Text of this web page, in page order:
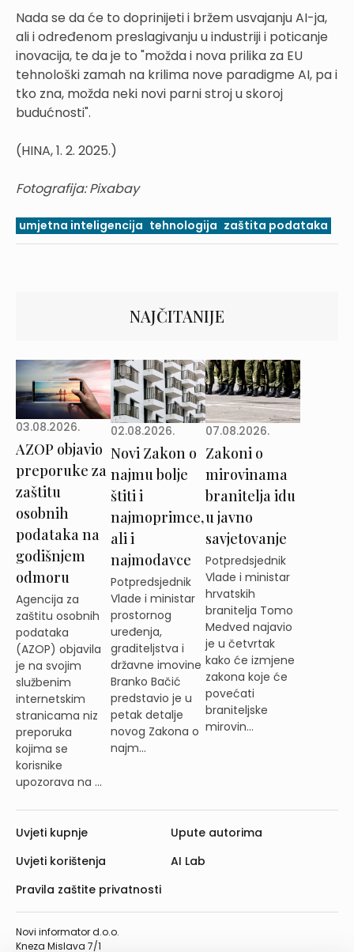
Nada se da će to doprinijeti i bržem usvajanju AI-ja,
ali i određenom preslagivanju u industriji i poticanje
inovacija, te da je to "možda i nova prilika za EU
tehnološki zamah na krilima nove paradigme AI, pa i
tko zna, možda neki novi parni stroj u skoroj
budućnosti".
(HINA, 1. 2. 2025.)
Fotografija: Pixabay
umjetna inteligencija tehnologija zaštita podataka
NAJČITANIJE
03.08.2026.
AZOP objavio
preporuke za
zaštitu
osobnih
podataka na
godišnjem
odmoru
Agencija za
zaštitu osobnih
podataka
(AZOP) objavila
je na svojim
službenim
internetskim
stranicama niz
preporuka
kojima se
korisnike
upozorava na ...
02.08.2026.
Novi Zakon o
najmu bolje
štiti i
najmoprimce,
ali i
najmodavce
Potpredsjednik
Vlade i ministar
prostornog
uređenja,
graditeljstva i
državne imovine
Branko Bačić
predstavio je u
petak detalje
novog Zakona o
najm...
07.08.2026.
Zakoni o
mirovinama
branitelja idu
u javno
savjetovanje
Potpredsjednik
Vlade i ministar
hrvatskih
branitelja Tomo
Medved najavio
je u četvrtak
kako će izmjene
zakona koje će
povećati
braniteljske
mirovin...
Novi informator d.o.o.
Kneza Mislava 7/1
Uvjeti kupnje
Uvjeti korištenja
Pravila zaštite privatnosti
Upute autorima
AI Lab